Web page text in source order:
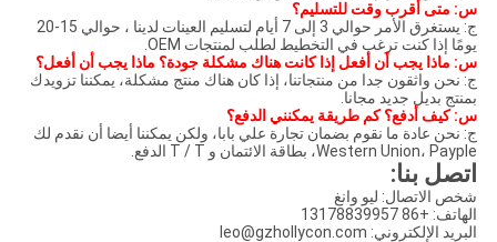
س: متى أقرب وقت للتسليم؟
ج: يستغرق الأمر حوالي 3 إلى 7 أيام لتسليم العينات لدينا ، حوالي 15-20
يومًا إذا كنت ترغب في التخطيط لطلب لمنتجات OEM.
س: ماذا يجب أن أفعل إذا كانت هناك مشكلة جودة؟ ماذا يجب أن أفعل؟
ج: نحن واثقون جدا من منتجاتنا، إذا كان هناك منتج مشكلة، يمكننا تزويدك
بمنتج بديل جديد مجانا.
س: كيف أدفع؟ كم طريقة يمكنني الدفع؟
ج: نحن عادة ما نقوم بضمان تجارة علي بابا، ولكن يمكننا أيضا أن نقدم لك
Western Union، Payple، بطاقة الائتمان و T / T الدفع.
اتصل بنا:
شخص الاتصال: ليو وانغ
الهاتف: +86 13178839957
البريد الإلكتروني: leo@gzhollycon.com